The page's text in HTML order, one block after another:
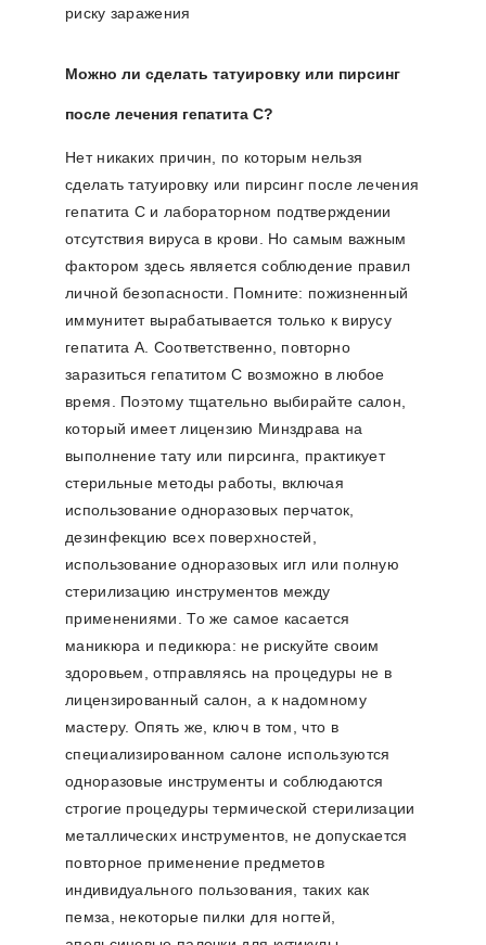
риску заражения
Можно ли сделать татуировку или пирсинг
после лечения гепатита С?
Нет никаких причин, по которым нельзя
сделать татуировку или пирсинг после лечения
гепатита С и лабораторном подтверждении
отсутствия вируса в крови. Но самым важным
фактором здесь является соблюдение правил
личной безопасности. Помните: пожизненный
иммунитет вырабатывается только к вирусу
гепатита А. Соответственно, повторно
заразиться гепатитом С возможно в любое
время. Поэтому тщательно выбирайте салон,
который имеет лицензию Минздрава на
выполнение тату или пирсинга, практикует
стерильные методы работы, включая
использование одноразовых перчаток,
дезинфекцию всех поверхностей,
использование одноразовых игл или полную
стерилизацию инструментов между
применениями. То же самое касается
маникюра и педикюра: не рискуйте своим
здоровьем, отправляясь на процедуры не в
лицензированный салон, а к надомному
мастеру. Опять же, ключ в том, что в
специализированном салоне используются
одноразовые инструменты и соблюдаются
строгие процедуры термической стерилизации
металлических инструментов, не допускается
повторное применение предметов
индивидуального пользования, таких как
пемза, некоторые пилки для ногтей,